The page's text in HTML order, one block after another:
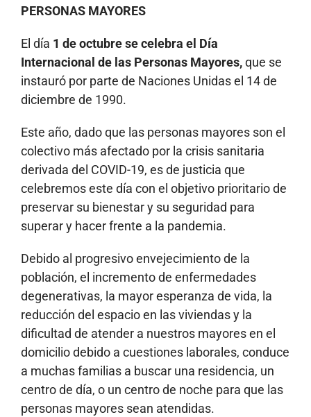
PERSONAS MAYORES
El día 1 de octubre se celebra el Día
Internacional de las Personas Mayores,que se
instauró por parte de Naciones Unidas el 14 de
diciembre de 1990.
Este año, dado que las personas mayores son el
colectivo más afectado por la crisis sanitaria
derivada del COVID-19, es de justicia que
celebremos este día con el objetivo prioritario de
preservar su bienestar y su seguridad para
superar y hacer frente a la pandemia.
Debido al progresivo envejecimiento de la
población, el incremento de enfermedades
degenerativas, la mayor esperanza de vida, la
reducción del espacio en las viviendas y la
dificultad de atender a nuestros mayores en el
domicilio debido a cuestiones laborales, conduce
a muchas familias a buscar una residencia, un
centro de día, o un centro de noche para que las
personas mayores sean atendidas.